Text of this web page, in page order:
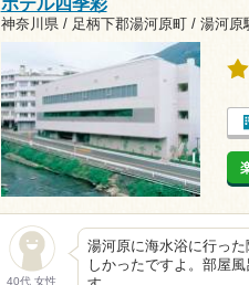
神奈川県 / 足柄下郡湯河原町 / 湯河原
40代 女性
湯河原に海水浴に行っ
しかったですよ。部屋